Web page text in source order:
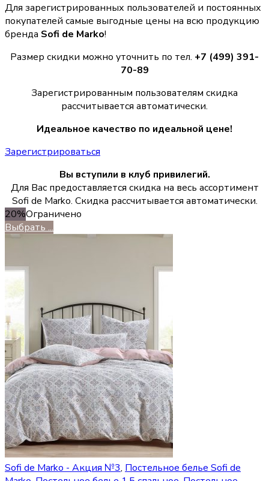
Для зарегистрированных пользователей и постоянных
покупателей самые выгодные цены на всю продукцию
бренда Sofi de Marko!
Размер скидки можно уточнить по тел. +7 (499) 391-
70-89
Зарегистрированным пользователям скидка
рассчитывается автоматически.
Идеальное качество по идеальной цене!
Зарегистрироваться
Вы вступили в клуб привилегий.
Для Вас предоставляется скидка на весь ассортимент
Sofi de Marko. Скидка рассчитывается автоматически.
20%Ограничено
Выбрать ...
Sofi de Marko - Акция №3, Постельное белье Sofi de